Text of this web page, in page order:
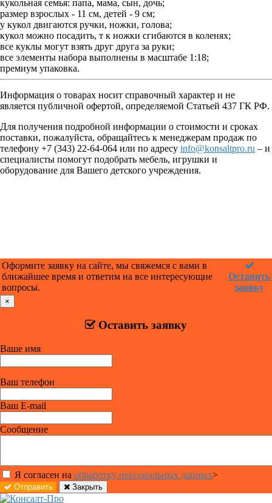
кукольная семья: папа, мама, сын, дочь;
размер взрослых - 11 см, детей - 9 см;
у кукол двигаются ручки, ножки, голова;
кукол можно посадить, т к ножки сгибаются в коленях;
все куклы могут взять друг друга за руки;
все элементы набора выполнены в масштабе 1:18;
премиум упаковка.
Информация о товарах носит справочный характер и не
является публичной офертой, определяемой Статьей 437 ГК РФ.
Для получения подробной информации о стоимости и сроках
поставки, пожалуйста, обращайтесь к менеджерам продаж по
телефону +7 (343) 22-64-064 или по адресу info@konsaltpro.ru – и
специалисты помогут подобрать мебель, игрушки и
оборудование для Вашего детского учреждения.
Оформите заявку на сайте, мы свяжемся с вами в
ближайшее время и ответим на все интересующие
вопросы.
Оставить
заявку
×
Оставить заявку
Ваше имя
Ваш телефон
Ваш E-mail
Сообщение
Я согласен на обработку персональных данных>
Отправить Закрыть